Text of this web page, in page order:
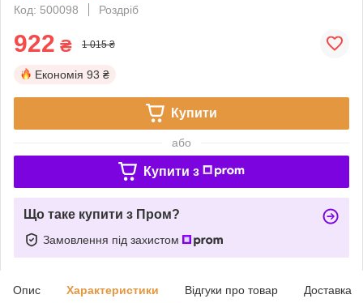
Код: 500098
Роздріб
922 ₴ 1 015 ₴
Економія 93 ₴
Купити
або
Купити з
Що таке купити з Пром?
Замовлення під захистом
Опис Характеристики Відгуки про товар Доставка